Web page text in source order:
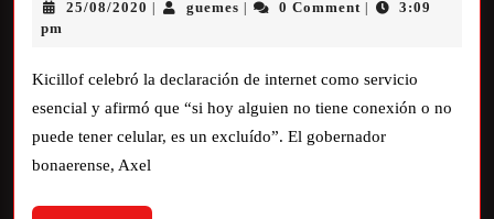
25/08/2020 guemes 0 Comment
3:09
pm
Kicillof celebró la declaración de internet como servicio
esencial y afirmó que “si hoy alguien no tiene conexión o no
puede tener celular, es un excluído”. El gobernador
bonaerense, Axel